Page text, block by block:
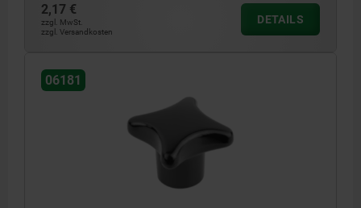
2,17 €
zzgl. MwSt.
zzgl. Versandkosten
DETAILS
06181